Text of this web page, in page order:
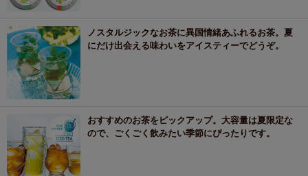
ノスタルジックなお茶に異国情緒あふれるお茶。夏
にだけ出会える味わいをアイスティーでどうぞ。
おすすめのお茶をピックアップ。大容量は夏限定な
ので、ごくごく飲みたい季節にぴったりです。